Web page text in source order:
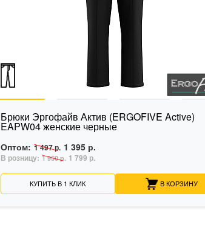
Брюки Эргофайв Актив (ERGOFIVE Active)
EAPW04 женские черные
Оптом: 1 497 р. 1 395 р.
В розницу: 1 950 р. 1 799 р.
КУПИТЬ В 1 КЛИК В КОРЗИНУ